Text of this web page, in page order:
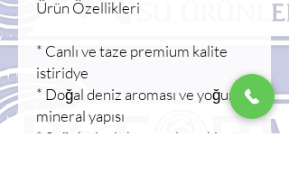
Ürün Özellikleri
* Canlı ve taze premium kalite
istiridye
* Doğal deniz aroması ve yoğun
mineral yapısı
* Soğuk zincir korumalı sevkiyat